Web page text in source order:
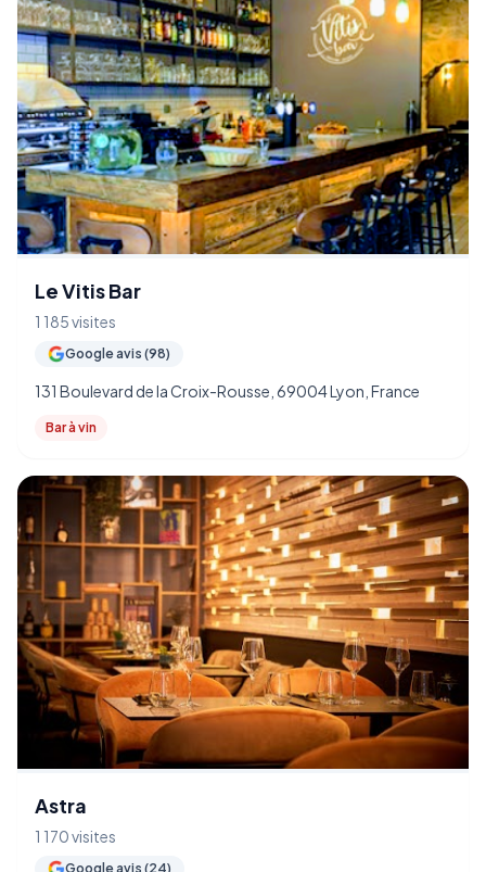
Le Vitis Bar
1 185 visites
Google avis (98)
131 Boulevard de la Croix-Rousse, 69004 Lyon, France
Bar à vin
Astra
1 170 visites
Google avis (24)